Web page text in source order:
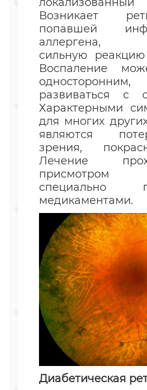
Возникает
попавшей
аллергена,
сильную
Воспаление
развиваться с
Характерными
для многих
являются
зрения,
Лечение
присмотром
специально
медикаментами.
Диабетическая